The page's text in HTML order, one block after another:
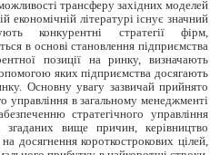
трансферу західних моделей
літературі існує значний
конкурентні стратегії фірм,
в основі становлення підприємства
позиції на ринку, визначають
яких підприємства досягають
Основну увагу зазвичай прийнято
управління в загальному менеджменті
стратегічного управління
згаданих вище причин, керівництво
досягнення короткострокових цілей,